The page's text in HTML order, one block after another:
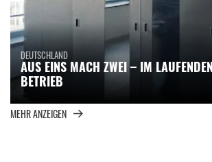
DEUTSCHLAND
AUS EINS MACH ZWEI – IM LAUFENDEN
BETRIEB
MEHR ANZEIGEN